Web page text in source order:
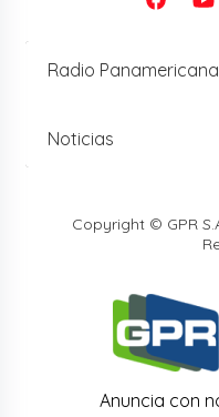
Radio Panamericana
Noticias
Copyright © GPR
Anuncia con